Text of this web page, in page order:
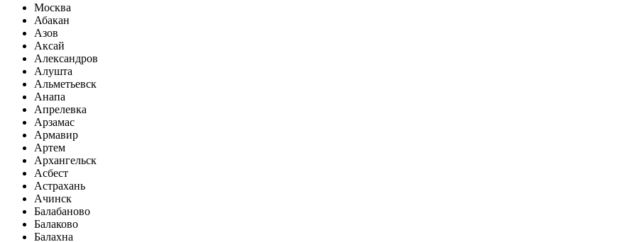
Москва
Абакан
Азов
Аксай
Александров
Алушта
Альметьевск
Анапа
Апрелевка
Арзамас
Армавир
Артем
Архангельск
Асбест
Астрахань
Ачинск
Балабаново
Балаково
Балахна